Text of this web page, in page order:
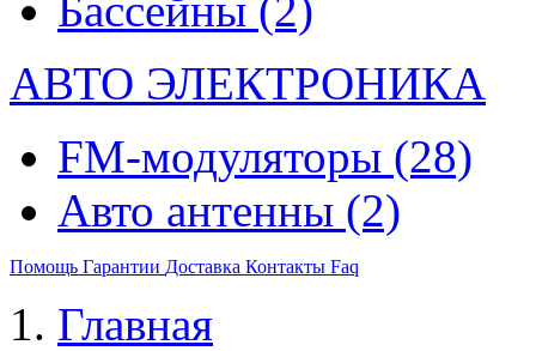
АВТО ЭЛЕКТРОНИКА
FM-модуляторы (28)
Авто антенны (2)
Помощь Гарантии Доставка Контакты Faq
Главная